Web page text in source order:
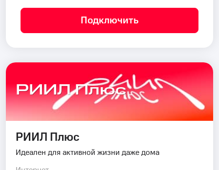
Подключить
РИИЛ Плюс
РИИЛ Плюс
Идеален для активной жизни даже дома